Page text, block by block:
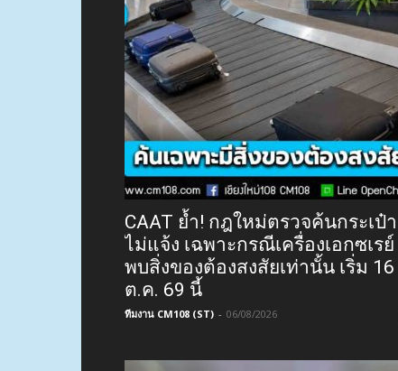
CAAT ย้ำ! กฎใหม่ตรวจค้นกระเป๋า
ไม่แจ้ง เฉพาะกรณีเครื่องเอกซเรย์
พบสิ่งของต้องสงสัยเท่านั้น เริ่ม 16
ต.ค. 69 นี้
ทีมงาน CM108 (ST) - 06/08/2026